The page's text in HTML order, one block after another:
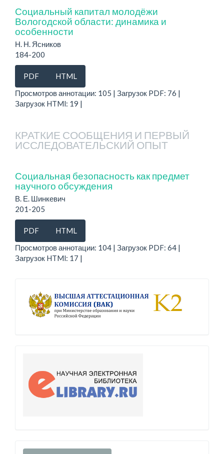
Социальный капитал молодёжи
Вологодской области: динамика и
особенности
Н. Н. Ясников
184-200
PDF
HTML
Просмотров аннотации: 105 | Загрузок PDF: 76 |
Загрузок HTMl: 19 |
КРАТКИЕ СООБЩЕНИЯ И ПЕРВЫЙ
ИССЛЕДОВАТЕЛЬСКИЙ ОПЫТ
Социальная безопасность как предмет
научного обсуждения
В. Е. Шинкевич
201-205
PDF
HTML
Просмотров аннотации: 104 | Загрузок PDF: 64 |
Загрузок HTMl: 17 |